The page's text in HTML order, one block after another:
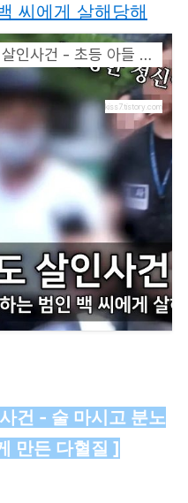
씨에게 살해당해
은평구 일본도 살인사건 - 초등 아들 둘 둔 가장, 알지도 못하는 범인 백 씨에게 살해당해
kiss7.tistory.com
건 - 술 마시고 분노
만든 다혈질 ]